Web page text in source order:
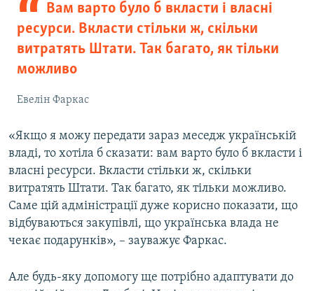
Вам варто було б вкласти і власні
ресурси. Вкласти стільки ж, скільки
витратять Штати. Так багато, як тільки
можливо
Евелін Фаркас
«Якщо я можу передати зараз меседж українській
владі, то хотіла б сказати: вам варто було б вкласти і
власні ресурси. Вкласти стільки ж, скільки
витратять Штати. Так багато, як тільки можливо.
Саме цій адміністрації дуже корисно показати, що
відбуваються закупівлі, що українська влада не
чекає подарунків», – зауважує Фаркас.
Але будь-яку допомогу ще потрібно адаптувати до